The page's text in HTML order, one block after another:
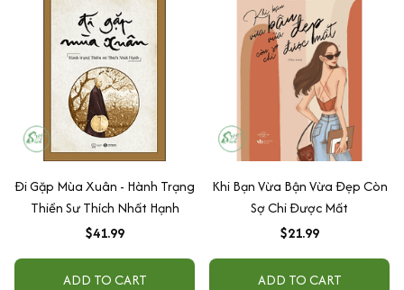
Đi Gặp Mùa Xuân - Hành Trạng
Thiền Sư Thích Nhất Hạnh
$41.99
ADD TO CART
Khi Bạn Vừa Bận Vừa Đẹp Còn
Sợ Chi Được Mất
$21.99
ADD TO CART